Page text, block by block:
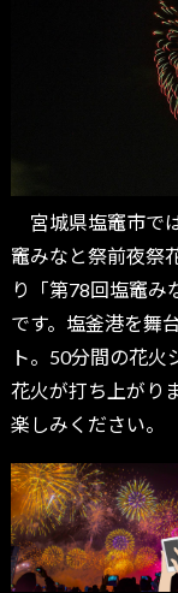
宮城県塩竈市で
竈みなと祭前夜祭
り「第78回塩竈み
です。塩釜港を舞
ト。50分間の花火
花火が打ち上がり
楽しみください。